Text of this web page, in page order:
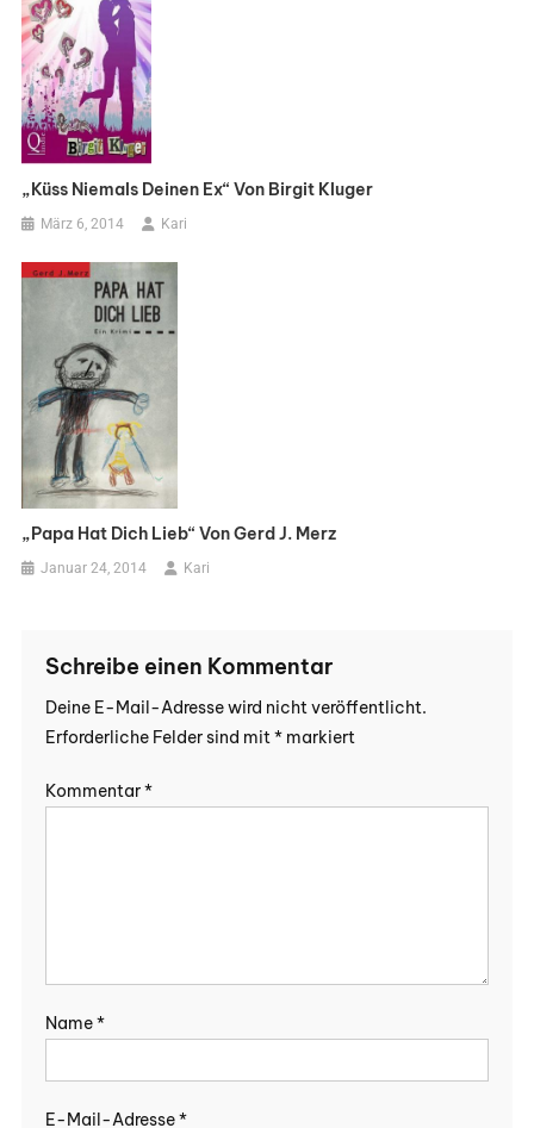
„Küss Niemals Deinen Ex“ Von Birgit Kluger
März 6, 2014 Kari
„Papa Hat Dich Lieb“ Von Gerd J. Merz
Januar 24, 2014 Kari
Schreibe einen Kommentar
Deine E-Mail-Adresse wird nicht veröffentlicht.
Erforderliche Felder sind mit*markiert
Kommentar*
Name*
E-Mail-Adresse*